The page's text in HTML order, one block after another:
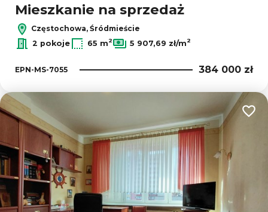
Mieszkanie na sprzedaż
Częstochowa, Śródmieście
2 pokoje
65 m2 5 907,69 zł/m2
EPN-MS-7055 384 000 zł